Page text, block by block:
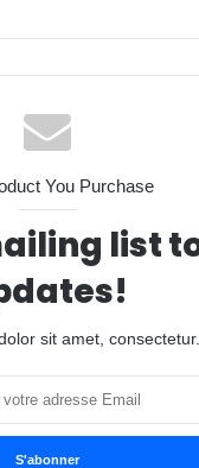
You Purchase
list
sit amet, consectetur.